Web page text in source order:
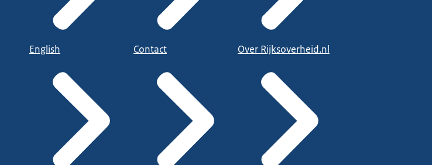
English Contact Over Rijksoverheid.nl